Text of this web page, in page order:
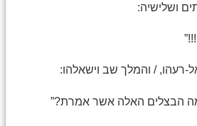
ושלישיה:
רעהו, / והמלך שב וישאלהו:
הבצלים האלה אשר אמרת?”